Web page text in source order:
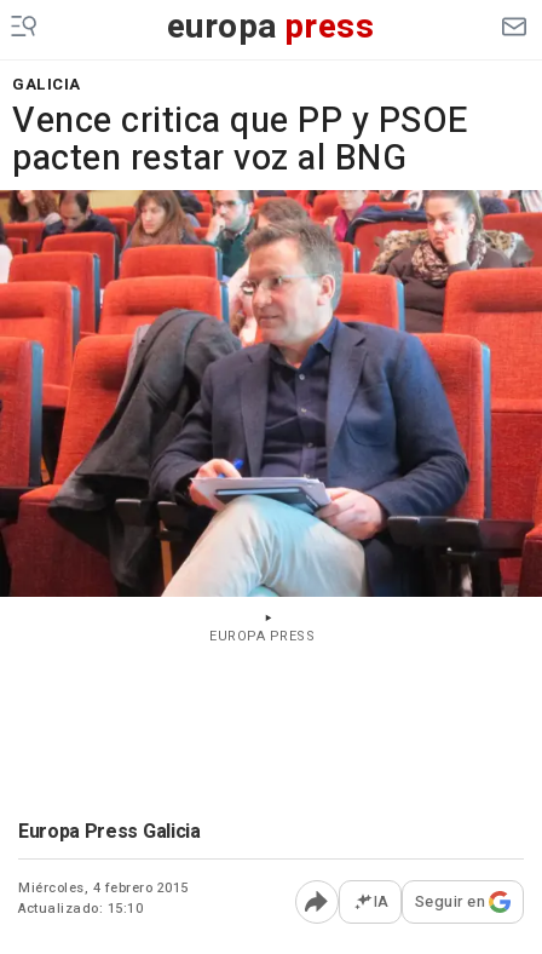
europa press
GALICIA
Vence critica que PP y PSOE
pacten restar voz al BNG
EUROPA PRESS
Europa Press Galicia
Miércoles, 4 febrero 2015
Actualizado: 15:10
Abrir opciones para
IA Seguir en